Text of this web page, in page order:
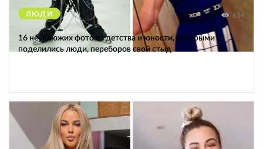
ЛЮДИ 654
16 неуклюжих фото из детства и юности, которыми
поделились люди, переборов свой стыд